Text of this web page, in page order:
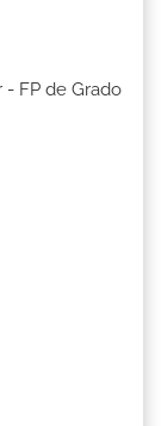
- FP de Grado